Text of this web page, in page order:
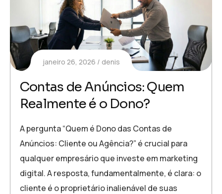
janeiro 26, 2026 denis
Contas de Anúncios: Quem
Realmente é o Dono?
A pergunta “Quem é Dono das Contas de
Anúncios: Cliente ou Agência?” é crucial para
qualquer empresário que investe em marketing
digital. A resposta, fundamentalmente, é clara: o
cliente é o proprietário inalienável de suas